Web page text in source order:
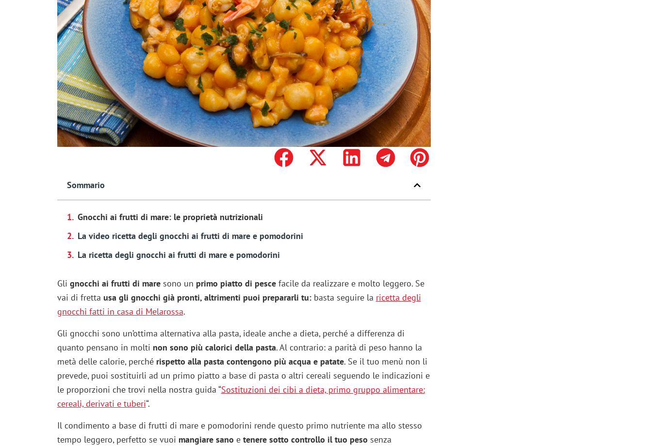
Sommario
Gnocchi ai frutti di mare: le proprietà nutrizionali
La video ricetta degli gnocchi ai frutti di mare e pomodorini
La ricetta degli gnocchi ai frutti di mare e pomodorini
Gli gnocchi ai frutti di maresono un primo piatto di pescefacile da realizzare e molto leggero. Se
vai di fretta usa gli gnocchi già pronti, altrimenti puoi prepararli tu: basta seguire la ricetta degli
gnocchi fatti in casa di Melarossa.
Gli gnocchi sono un’ottima alternativa alla pasta, ideale anche a dieta, perché a differenza di
quanto pensano in molti non sono più calorici della pasta. Al contrario: a parità di peso hanno la
metà delle calorie, perché rispetto alla pasta contengono più acqua e patate. Se il tuo menù non li
prevede, puoi sostituirli ad un primo piatto a base di pasta o altri cereali seguendo le indicazioni e
le proporzioni che trovi nella nostra guida “Sostituzioni dei cibi a dieta, primo gruppo alimentare:
cereali, derivati e tuberi“.
Il condimento a base di frutti di mare e pomodorini rende questo primo nutriente ma allo stesso
tempo leggero, perfetto se vuoi mangiare sano e tenere sotto controllo il tuo peso senza